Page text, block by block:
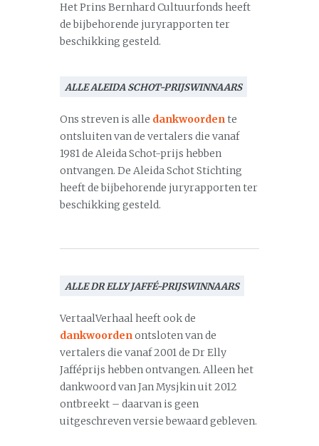
Het Prins Bernhard Cultuurfonds heeft
de bijbehorende juryrapporten ter
beschikking gesteld.
ALLE ALEIDA SCHOT-PRIJSWINNAARS
Ons streven is alle dankwoordente
ontsluiten van de vertalers die vanaf
1981 de Aleida Schot-prijs hebben
ontvangen. De Aleida Schot Stichting
heeft de bijbehorende juryrapporten ter
beschikking gesteld.
ALLE DR ELLY JAFFÉ-PRIJSWINNAARS
VertaalVerhaal heeft ook de
dankwoordenontsloten van de
vertalers die vanaf 2001 de Dr Elly
Jafféprijs hebben ontvangen. Alleen het
dankwoord van Jan Mysjkin uit 2012
ontbreekt – daarvan is geen
uitgeschreven versie bewaard gebleven.